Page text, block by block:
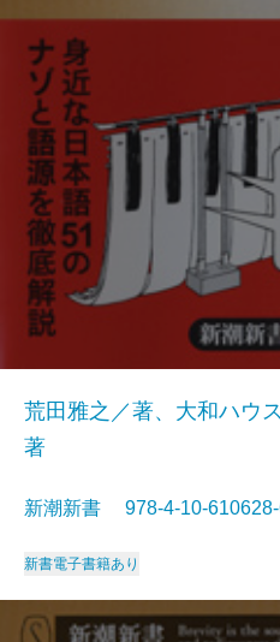
荒田雅之／著、大和ハウ
著
新潮新書 978-4-10-
新書電子書籍あり